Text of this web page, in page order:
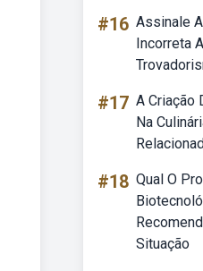
#16 Assinale
Incorreta
#17 A Criação
Na
#18 Qual O
Situação